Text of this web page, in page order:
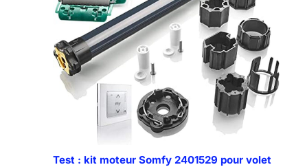
Test : kit moteur Somfy 2401529 pour volet